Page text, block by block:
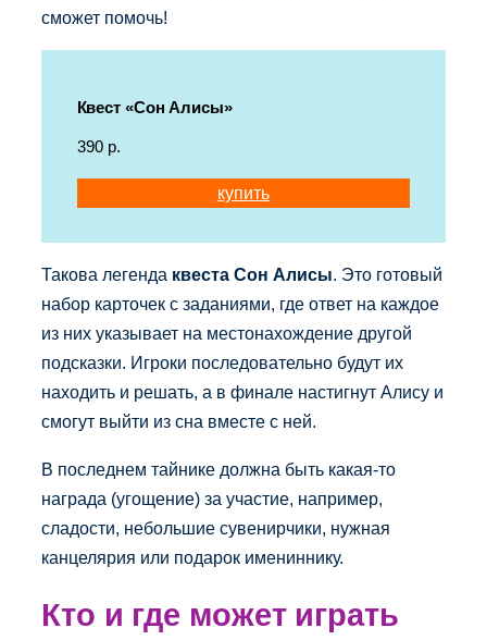
сможет помочь!
Квест «Сон Алисы»
390 р.
купить
Такова легенда квеста Сон Алисы. Это готовый
набор карточек с заданиями, где ответ на каждое
из них указывает на местонахождение другой
подсказки. Игроки последовательно будут их
находить и решать, а в финале настигнут Алису и
смогут выйти из сна вместе с ней.
В последнем тайнике должна быть какая-то
награда (угощение) за участие, например,
сладости, небольшие сувенирчики, нужная
канцелярия или подарок имениннику.
Кто и где может играть